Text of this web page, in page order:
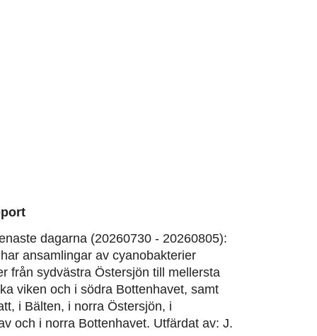
dagarna (20260730 - 20260805):
ansamlingar av cyanobakterier
från sydvästra Östersjön till mellersta
viken och i södra Bottenhavet, samt
i Bälten, i norra Östersjön, i
och i norra Bottenhavet. Utfärdat av: J.